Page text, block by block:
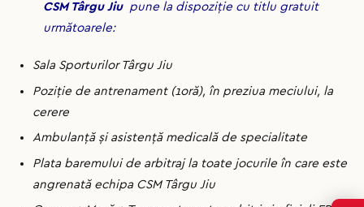
CSM Târgu Jiupune la dispoziție cu titlu gratuit
următoarele:
Sala Sporturilor Târgu Jiu
Poziție de antrenament (1oră), în preziua meciului, la
cerere
Ambulanță și asistență medicală de specialitate
Plata baremului de arbitraj la toate jocurile în care este
angrenată echipa CSM Târgu Jiu